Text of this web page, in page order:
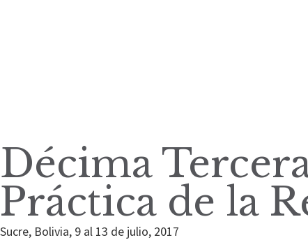
Décima
Práctica de la
Sucre, Bolivia, 9 al 13 de julio, 2017